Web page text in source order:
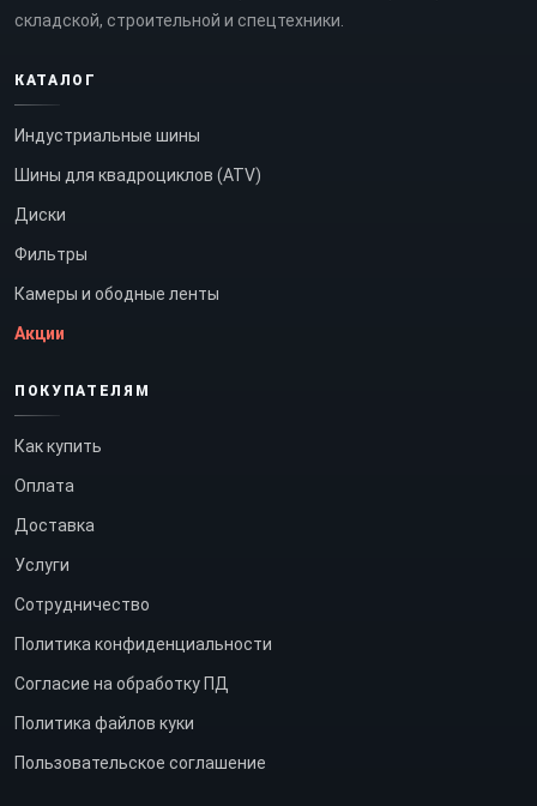
складской, строительной и спецтехники.
КАТАЛОГ
Индустриальные шины
Шины для квадроциклов (ATV)
Диски
Фильтры
Камеры и ободные ленты
Акции
ПОКУПАТЕЛЯМ
Как купить
Оплата
Доставка
Услуги
Сотрудничество
Политика конфиденциальности
Согласие на обработку ПД
Политика файлов куки
Пользовательское соглашение